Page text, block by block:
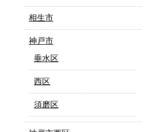
相生市
神戸市
垂水区
西区
須磨区